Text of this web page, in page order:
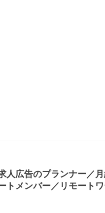
人広告のプランナー／
トメンバー／リモート